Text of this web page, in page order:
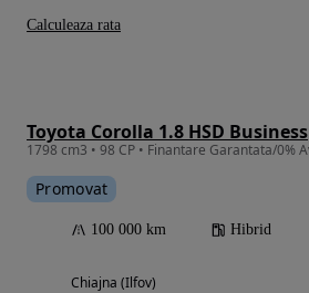
Toyota Corolla 1.8 HSD Business
Promovat
100 000 km Hibrid
Chiajna (Ilfov)
Calculeaza rata